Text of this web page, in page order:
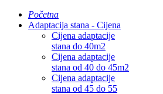
Početna
Adaptacija stana - Cijena
Cijena adaptacije
stana do 40m2
Cijena adaptacije
stana od 40 do 45m2
Cijena adaptacije
stana od 45 do 55